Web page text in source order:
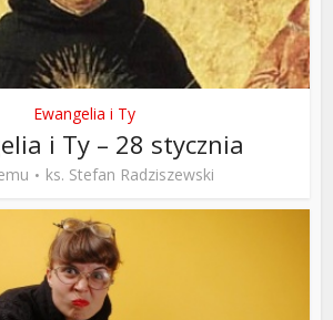
Ewangelia i Ty
i Ty – 28 stycznia
ks. Stefan Radziszewski